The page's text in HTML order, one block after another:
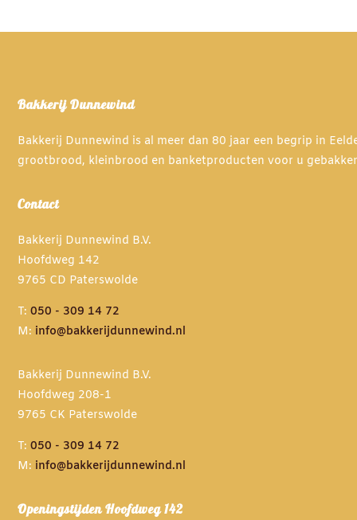
Bakkerij Dunnewind
Bakkerij Dunnewind is al meer dan 80 jaar een begrip in
grootbrood, kleinbrood en banketproducten voor u
Contact
Bakkerij Dunnewind B.V.
Hoofdweg 142
9765 CD Paterswolde
T:050 - 309 14 72
M: info@bakkerijdunnewind.nl
Bakkerij Dunnewind B.V.
Hoofdweg 208-1
9765 CK Paterswolde
T:050 - 309 14 72
M: info@bakkerijdunnewind.nl
Openingstijden Hoofdweg 142